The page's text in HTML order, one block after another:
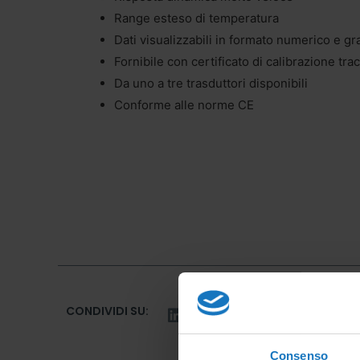
Consenso
Range esteso di temperatura
Dati visualizzabili in formato numerico e
Fornibile con certificato di calibrazione
Da uno a tre trasduttori disponibili
Conforme alle norme CE
CONDIVIDI SU: